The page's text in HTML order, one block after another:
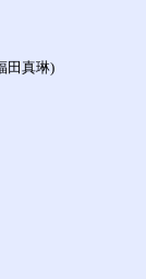
田真琳)